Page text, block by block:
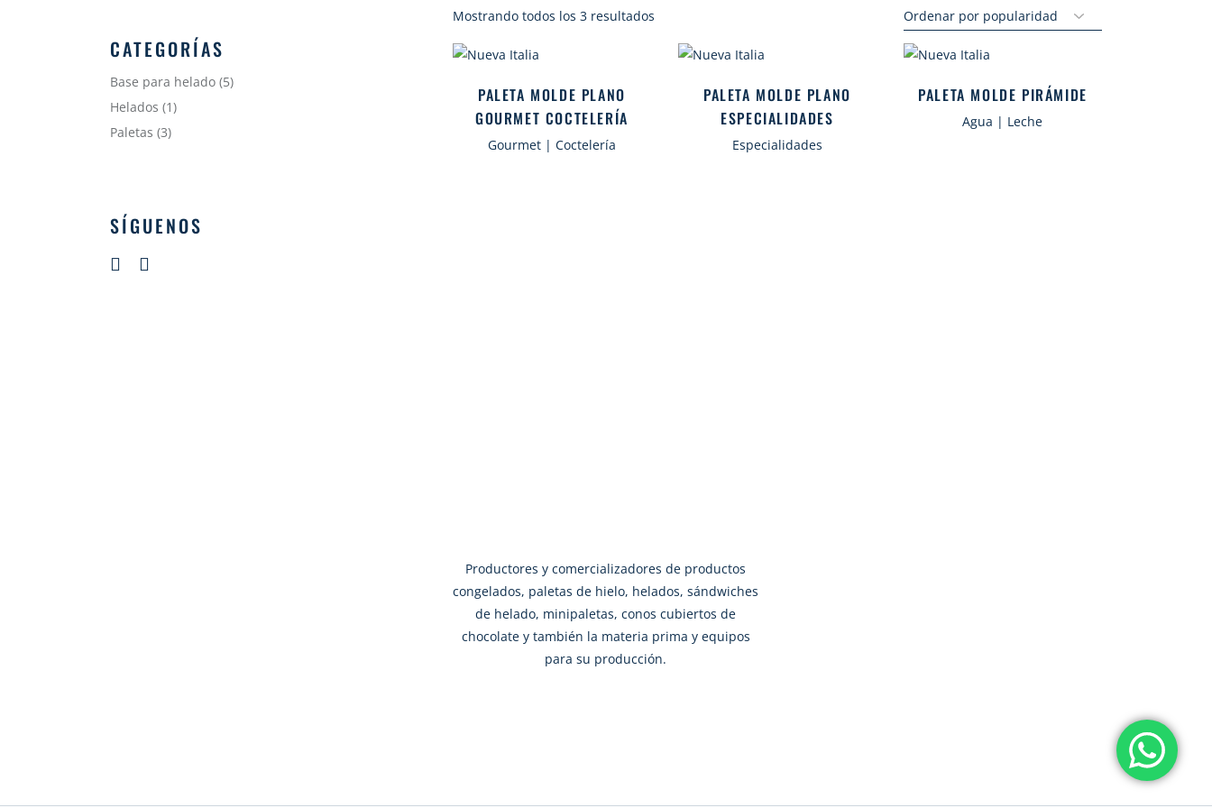
Mostrando todos los 3 resultadosSorted
by
PALETA MOLDE PLANO
GOURMET COCTELERÍA
Gourmet | Coctelería
PALETA MOLDE PLANO
ESPECIALIDADES
Especialidades
PALETA MOLDE PIRÁMIDE
Agua | Leche
CATEGORÍAS
Base para helado 55
productos
Helados 11
producto
Paletas 33
productos
SÍGUENOS
Productores y comercializadores de productos
congelados, paletas de hielo, helados, sándwiches
de helado, minipaletas, conos cubiertos de
chocolate y también la materia prima y equipos
para su producción.